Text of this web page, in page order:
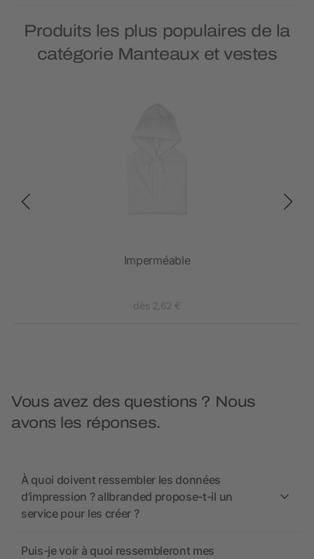
Produits les plus populaires de la
catégorie Manteaux et vestes
Imperméable
dès 2,62 €
Vous avez des questions ? Nous
avons les réponses.
À quoi doivent ressembler les données
d’impression ? allbranded propose-t-il un
service pour les créer ?
Puis-je voir à quoi ressembleront mes